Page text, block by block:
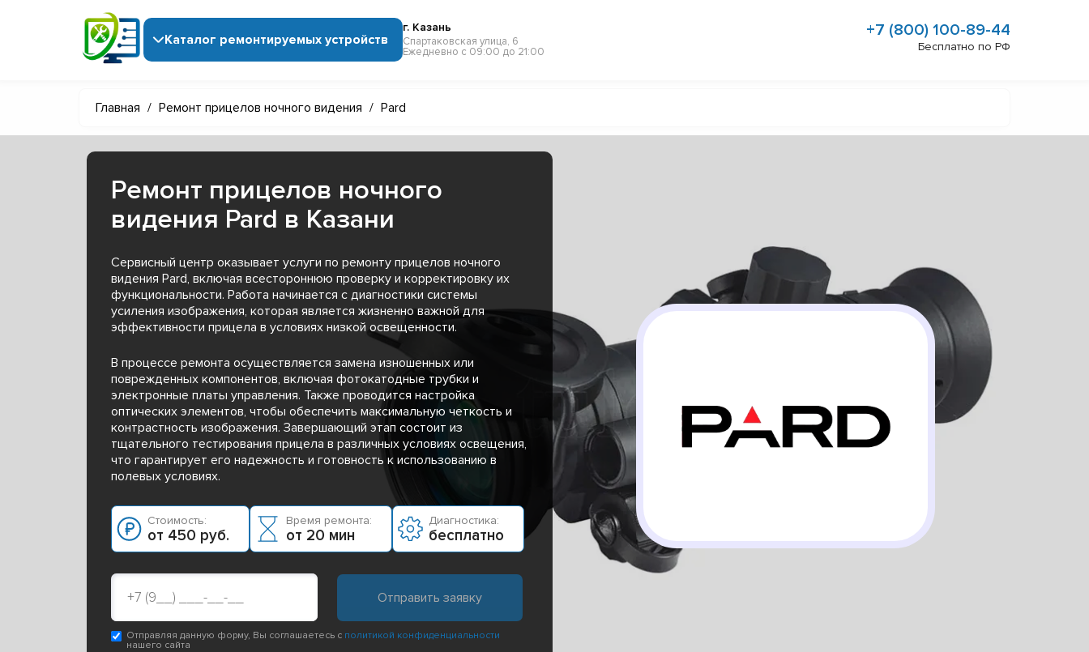
Каталог ремонтируемых устройств
г. Казань
Спартаковская улица, 6
Ежедневно с 09:00 до 21:00
+7 (800) 100-89-44
Бесплатно по РФ
Главная / Ремонт прицелов ночного видения / Pard
Ремонт прицелов ночного
видения Pard в Казани
Сервисный центр оказывает услуги по ремонту прицелов ночного
видения Pard, включая всестороннюю проверку и корректировку их
функциональности. Работа начинается с диагностики системы
усиления изображения, которая является жизненно важной для
эффективности прицела в условиях низкой освещенности.
В процессе ремонта осуществляется замена изношенных или
поврежденных компонентов, включая фотокатодные трубки и
электронные платы управления. Также проводится настройка
оптических элементов, чтобы обеспечить максимальную четкость и
контрастность изображения. Завершающий этап состоит из
тщательного тестирования прицела в различных условиях освещения,
что гарантирует его надежность и готовность к использованию в
полевых условиях.
Стоимость:
от 450 руб.
Время ремонта:
от 20 мин
Диагностика:
бесплатно
Отправляя данную форму, Вы соглашаетесь с политикой конфиденциальности
нашего сайта